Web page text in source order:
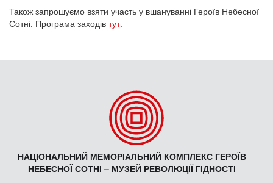
Також запрошуємо взяти участь у вшануванні Героїв Небесної
Сотні. Програма заходів тут.
НАЦІОНАЛЬНИЙ МЕМОРІАЛЬНИЙ КОМПЛЕКС ГЕРОЇВ
НЕБЕСНОЇ СОТНІ – МУЗЕЙ РЕВОЛЮЦІЇ ГІДНОСТІ